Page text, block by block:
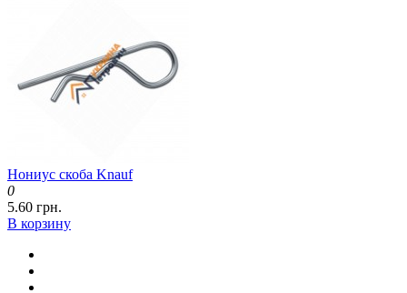
Нониус скоба Knauf
0
5.60 грн.
В корзину